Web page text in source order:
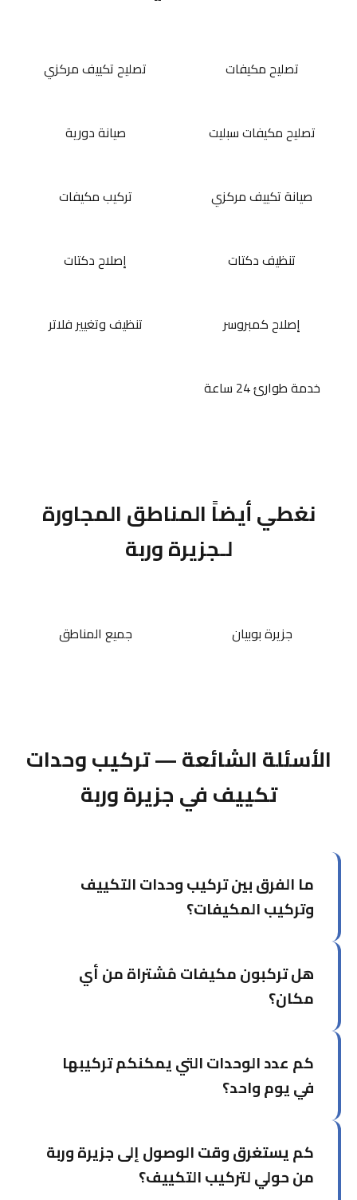
تصليح مكيفات تصليح تكييف مركزي
تصليح مكيفات سبليت صيانة دورية
صيانة تكييف مركزي تركيب مكيفات
تنظيف دكتات إصلاح دكتات
إصلاح كمبروسر تنظيف وتغيير فلاتر
خدمة طوارئ 24 ساعة
نغطي أيضاً المناطق المجاورة
لـجزيرة وربة
جزيرة بوبيان جميع المناطق
الأسئلة الشائعة — تركيب وحدات
تكييف في جزيرة وربة
ما الفرق بين تركيب وحدات التكييف
وتركيب المكيفات؟
منفردة في غرف محددة، بينما تشمل خدمة تركيب
المكيفات الشاملة التصميم والتخطيط للمشاريع الأكبر.
هل تركبون مكيفات مُشتراة من أي
مكان؟
محل. يكفي إخبارنا بالماركة والموديل مسبقاً.
كم عدد الوحدات التي يمكنكم تركيبها
في يوم واحد؟
الواحد حسب موقع التركيب وتعقيد التمديدات.
كم يستغرق وقت الوصول إلى جزيرة وربة
من حولي لتركيب التكييف؟